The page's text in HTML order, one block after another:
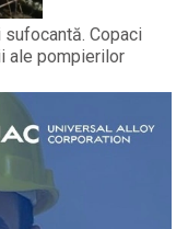
sufocantă. Copaci
ale pompierilor